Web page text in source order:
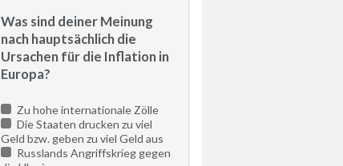
Was sind deiner Meinung
nach hauptsächlich die
Ursachen für die Inflation in
Europa?
Zu hohe internationale Zölle
Die Staaten drucken zu viel
Geld bzw. geben zu viel Geld aus
Russlands Angriffskrieg gegen